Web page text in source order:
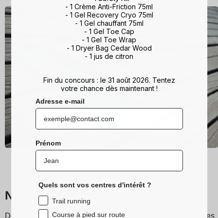
Nos chaussettes de trail running
Découvrez les chaussettes de running et trail Sidas, conçues
- 1 Crème Anti-Friction 75ml
- 1 Gel Recovery Cryo 75ml
- 1 Gel chauffant 75ml
- 1 Gel Toe Cap
- 1 Gel Toe Wrap
- 1 Dryer Bag Cedar Wood
- 1 jus de citron
Fin du concours : le 31 août 2026. Tentez
votre chance dès maintenant !
Adresse e-mail
Prénom
Quels sont vos centres d'intérêt ?
Trail running
Course à pied sur route